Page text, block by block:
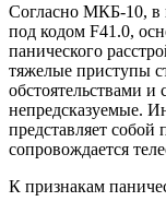
Согласно МКБ-10, в
под кодом F41.0,
панического
тяжелые приступы
обстоятельствами
непредсказуемые.
представляет собой
сопровождается
К признакам